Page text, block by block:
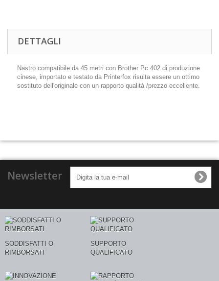
DETTAGLI
Nastro compatibile da 45 metri con Brother Pc 402 di produzione
cinese, importato e testato da Printerfox risulta essere un ottimo
sostituto dell'originale con un rapporto qualità /prezzo eccellente.
Newsletter
SODDISFATTI O
RIMBORSATI
SUPPORTO
QUALIFICATO